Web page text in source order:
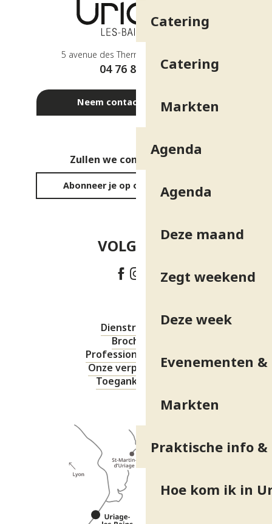
Catering
Catering
Markten
Agenda
Agenda
Deze maand
Zegt weekend
Deze week
Evenementen
Markten
Praktische info
Hoe kom ik in
5 avenue des Thermes - 38410 Uriage
04 76 89 10 27
Neem contact met ons op
Zullen we contact houden?
Abonneer je op onze nieuwsbrief
VOLG ONS!
Dienstregeling
Brochures
Professionele ruimte
Onze verplichtingen
Toegankelijkheid